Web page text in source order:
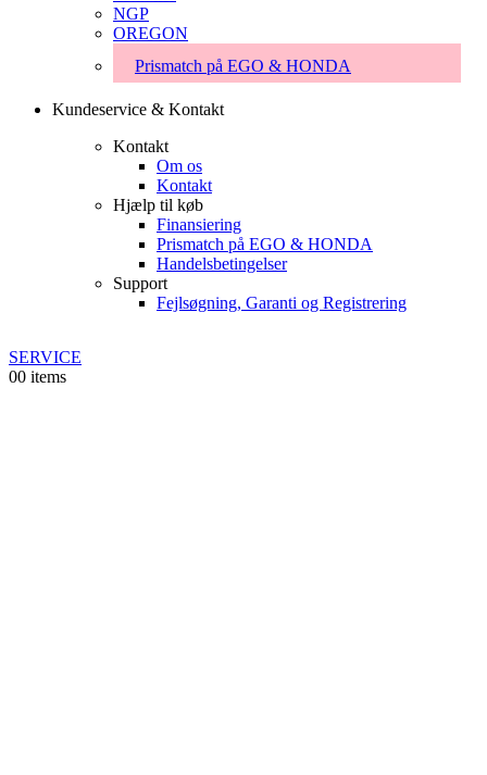
NGP
OREGON
Prismatch på EGO & HONDA
Kundeservice & Kontakt
Kontakt
Om os
Kontakt
Hjælp til køb
Finansiering
Prismatch på EGO & HONDA
Handelsbetingelser
Support
Fejlsøgning, Garanti og Registrering
SERVICE
00 items